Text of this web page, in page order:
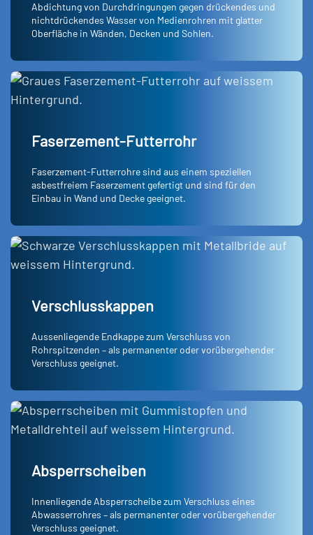
Abdichtung von Durchdringungen gegen drückendes und
nichtdrückendes Wasser von Medienrohren mit glatter
Oberfläche in Wänden, Decken und Sohlen.
Faserzement-Futterrohr
Faserzement-Futterrohre sind aus einem speziellen
asbestfreiem Faserzement gefertigt und sind für den
Einbau in Wand und Decke geeignet.
Verschlusskappen
Aussenliegende Endkappe zum Verschluss von
Rohrspitzenden – als permanenter oder vorübergehender
Verschluss geeignet.
Absperrscheiben
Innenliegende Absperrscheibe zum Verschluss eines
Abwasserrohres – als permanenter oder vorübergehender
Verschluss geeignet.